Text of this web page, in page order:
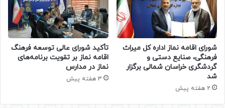
شورای اقامه نماز اداره کل میراث
فرهنگی، صنایع دستی و
گردشگری خراسان شمالی برگزار
شد
2 هفته پیش
تأکید شورای عالی توسعه فرهنگ
اقامه نماز بر تقویت برنامه‌های
نماز در مدارس
3 هفته پیش